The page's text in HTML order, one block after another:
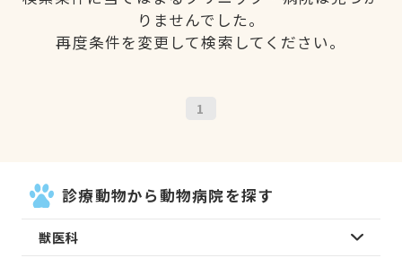
りませんでした。
再度条件を変更して検索してください。
1
診療動物から動物病院を探す
獣医科